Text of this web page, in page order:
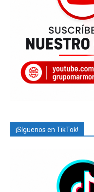
¡Síguenos en TikTok!